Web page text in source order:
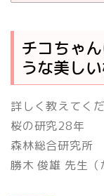
チコちゃ
うな美し
詳しく教えてく
桜の研究28年
森林総合研究所
勝木 俊雄 先生（